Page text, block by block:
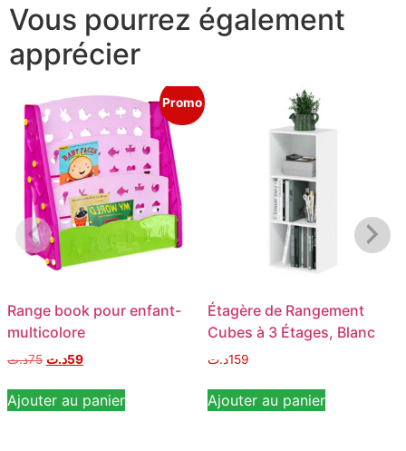
Vous pourrez également
apprécier
Promo
Range book pour enfant-
multicolore
75د.ت 59د.ت
Ajouter au panier
Étagère de Rangement
Cubes à 3 Étages, Blanc
159د.ت
Ajouter au panier